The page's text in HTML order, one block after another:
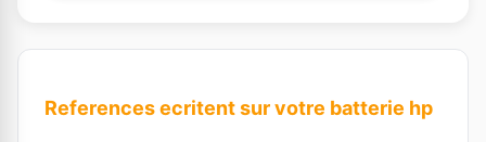
References ecritent sur votre batterie hp